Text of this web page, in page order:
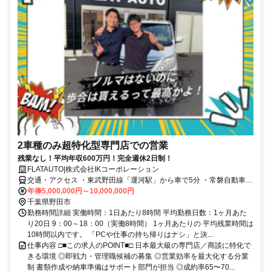
2車種のみ超特化型専門店での営業
残業なし！平均年収600万円！完全週休2日制！
FLATAUTO|株式会社IKコーポレーション
交通・アクセス ・東武野田線「運河駅」から車で5分 ・常磐自動車道
柏インターから車で8分 ※車・バイク通勤OK！無料駐車場完備！
年俸5,000,000円～10,000,000円
千葉県野田市
勤務時間詳細 実働時間：1日あたり8時間 平均勤務日数：1ヶ月あた
り20日 9：00～18：00（実働8時間） 1ヶ月あたりの 平均残業時間は
10時間以内です。 「PCや仕事の持ち帰りはナシ」と決...
仕事内容 □■この求人のPOINT■□ 日本最大級の専門店／商談に特化で
きる環境 ◎即戦力・管理職候補の募集 ◎営業効率を最大化する分業
制 書類作成や納車準備はサポート部門が担当 ◎成約率65〜70...